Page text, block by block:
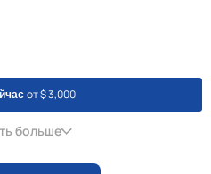
от $ 3,000
больше